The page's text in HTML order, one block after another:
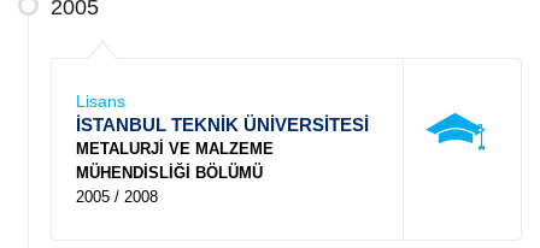
2005
Lisans
İSTANBUL TEKNİK ÜNİVERSİTESİ
METALURJİ VE MALZEME
MÜHENDİSLİĞİ BÖLÜMÜ
2005 / 2008